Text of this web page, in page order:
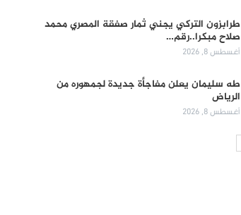
طرابزون التركي يجني ثمار صفقة المصري محمد
صلاح مبكرا..رقم…
أغسطس 8, 2026
طه سليمان يعلن مفاجأة جديدة لجمهوره من
الرياض
أغسطس 8, 2026